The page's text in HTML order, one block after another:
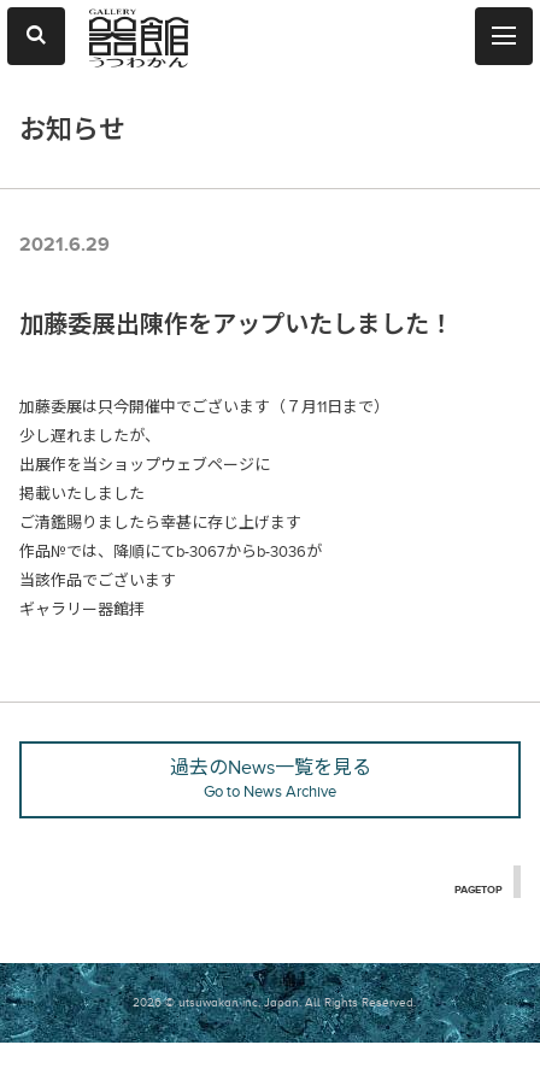
お知らせ
2021.6.29
加藤委展出陳作をアップいたしました！
加藤委展は只今開催中でございます（７月11日まで）
少し遅れましたが、
出展作を当ショップウェブページに
掲載いたしました
ご清鑑賜りましたら幸甚に存じ上げます
作品№では、降順にてb-3067からb-3036が
当該作品でございます
ギャラリー器館拝
過去のNews一覧を見る
Go to News Archive
PAGETOP
2026 © utsuwakan inc, Japan.All Rights Reserved.